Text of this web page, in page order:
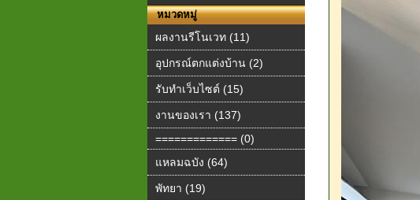
หมวดหมู่
ผลงานรีโนเวท (11)
อุปกรณ์ตกแต่งบ้าน (2)
รับทำเว็บไซต์ (15)
งานของเรา (137)
============= (0)
แหลมฉบัง (64)
พัทยา (19)